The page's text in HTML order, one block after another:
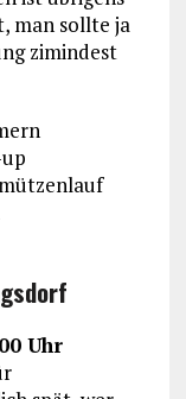
man sollte ja
zimindest
Uhr